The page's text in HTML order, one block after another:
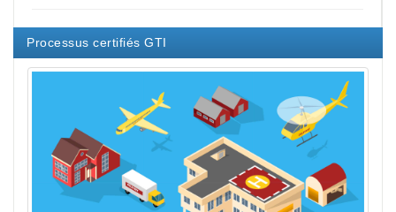
Processus certifiés GTI